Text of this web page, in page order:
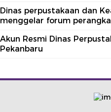
Dinas perpustakaan dan
menggelar forum
Akun Resmi Dinas
Pekanbaru